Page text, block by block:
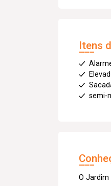
Itens
semi-
O Jardim